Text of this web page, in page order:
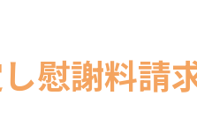
慰謝料請